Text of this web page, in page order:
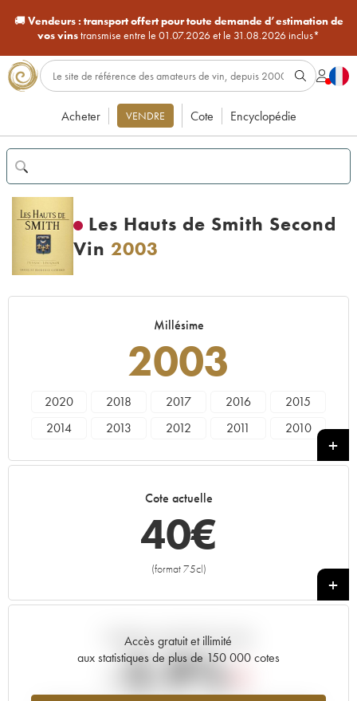
🚚Vendeurs : transport offert pour toute demande d’estimation de
vos vinstransmise entre le 01.07.2026 et le 31.08.2026 inclus*
Acheter VENDRE Cote Encyclopédie
Les Hauts de Smith Second
Vin 2003
Millésime
2003
2020 2018 2017 2016
2015
2014
2013 2012 2011
2010
1996
1989
Cote actuelle
40€
(format 75cl)
+
Accès gratuit et illimité
aux statistiques de plus de 150 000 cotes
Tendance actuelle de la cote
-2.9%